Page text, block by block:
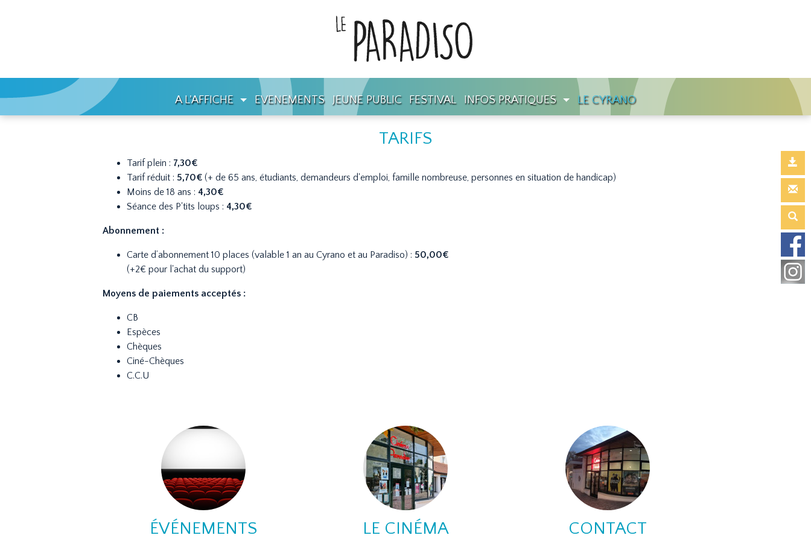
A L'AFFICHE EVENEMENTS JEUNE PUBLIC FESTIVAL INFOS PRATIQUES LE CYRANO
TARIFS
Tarif plein : 7,30€
Tarif réduit : 5,70€ (+ de 65 ans, étudiants, demandeurs d'emploi, famille nombreuse, personnes en situation de handicap)
Moins de 18 ans : 4,30€
Séance des P'tits loups : 4,30€
Abonnement :
Carte d’abonnement 10 places (valable 1 an au Cyrano et au Paradiso) : 50,00€
(+2€ pour l'achat du support)
Moyens de paiements acceptés :
CB
Espèces
Chèques
Ciné-Chèques
C.C.U
ÉVÉNEMENTS LE CINÉMA CONTACT